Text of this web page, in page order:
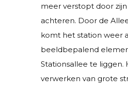
meer verstopt door
achteren. Door de
komt het station weer
beeldbepalend
Stationsallee te liggen.
verwerken van grote